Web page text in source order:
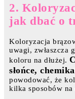
2.
jak dbać o
Koloryzacja
uwagi, zwłaszcza
koloru na dłużej.
słońce,
powodować, że
kilka sposobów